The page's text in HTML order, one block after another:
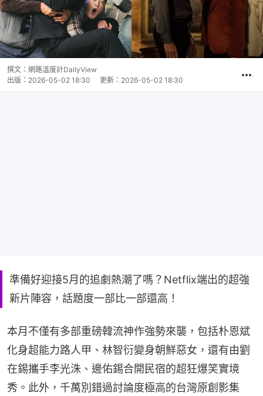
撰文： 網路溫度計DailyView
出版： 2026-05-02 18:30 更新： 2026-05-02 18:30
準備好迎接5月的追劇熱潮了嗎？Netflix端出的超強
新片陣容，話題度一部比一部還高！
本月不僅有多部重磅韓流神作強勢來襲，包括朴恩斌
化身超能力路人甲、林智衍變身朝鮮惡女，還有由劉
在錫攜手李光洙、邊佑錫合開民宿的超狂爆笑實境
秀。此外，千萬別錯過討論度極高的台灣原創影集